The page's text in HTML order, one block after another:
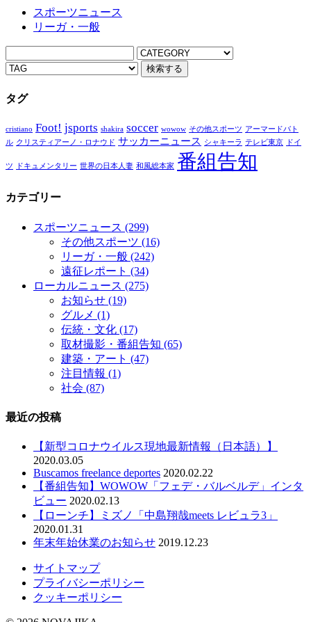
スポーツニュース
リーガ・一般
タグ
cristiano Foot! jsports shakira soccer wowow その他スポーツ アーマードバト
ル クリスティアーノ・ロナウド サッカーニュース シャキーラ テレビ東京 ドイ
ツ ドキュメンタリー 世界の日本人妻 和風総本家 番組告知
カテゴリー
スポーツニュース (299)
その他スポーツ (16)
リーガ・一般 (242)
遠征レポート (34)
ローカルニュース (275)
お知らせ (19)
グルメ (1)
伝統・文化 (17)
取材撮影・番組告知 (65)
建築・アート (47)
注目情報 (1)
社会 (87)
最近の投稿
【新型コロナウイルス現地最新情報（日本語）】
2020.03.05
Buscamos freelance deportes 2020.02.22
【番組告知】WOWOW「フェデ・バルベルデ」インタ
ビュー 2020.02.13
【ローンチ】ミズノ「中島翔哉meets レビュラ3」
2020.01.31
年末年始休業のお知らせ 2019.12.23
サイトマップ
プライバシーポリシー
クッキーポリシー